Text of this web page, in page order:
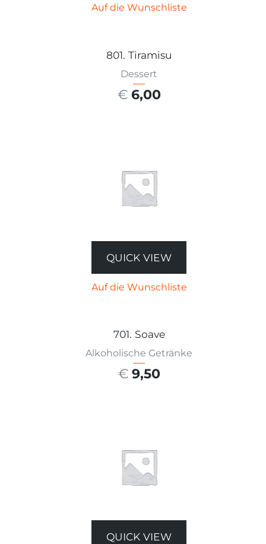
Auf die Wunschliste
801. Tiramisu
Dessert
€ 6,00
QUICK VIEW
Auf die Wunschliste
701. Soave
Alkoholische Getränke
€ 9,50
QUICK VIEW